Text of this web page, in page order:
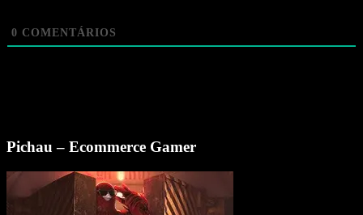
0 COMENTÁRIOS
Pichau – Ecommerce Gamer